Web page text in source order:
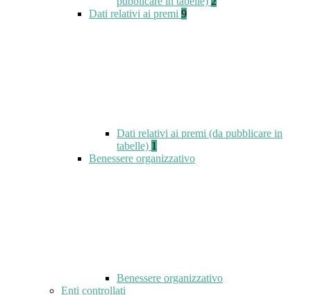
Dati relativi ai premi 9
Dati relativi ai premi (da pubblicare in
tabelle) 1
Benessere organizzativo
Benessere organizzativo
Enti controllati